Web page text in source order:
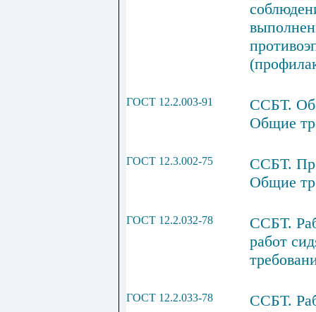
ГОСТ 12.2.003-91
ССБТ.
Общие
ГОСТ 12.3.002-75
ССБТ.
Общие
ГОСТ 12.2.032-78
ССБТ.
работ
ГОСТ 12.2.033-78
ССБТ.